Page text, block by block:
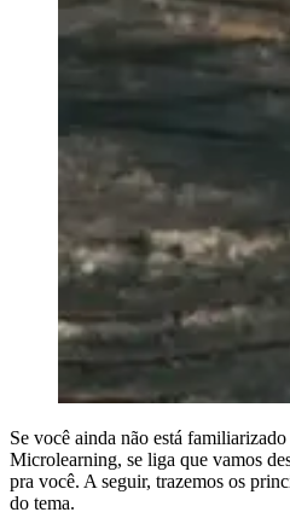
Se você ainda não está
Microlearning, se liga que vamos
pra você. A seguir, trazemos os
do tema.